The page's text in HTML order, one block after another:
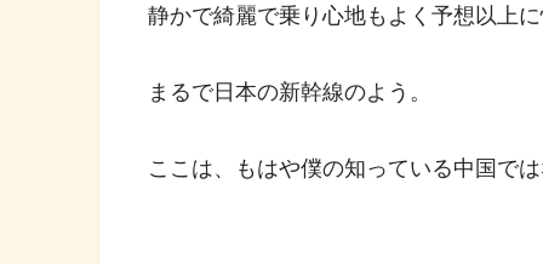
静かで綺麗で乗り心地もよく予想以上
まるで日本の新幹線のよう。
ここは、もはや僕の知っている中国で